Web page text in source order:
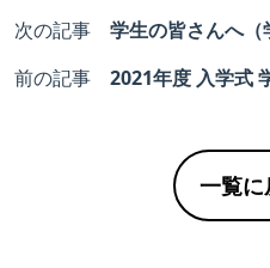
次の記事
学生の皆さんへ（
前の記事
2021年度 入学式
一覧に